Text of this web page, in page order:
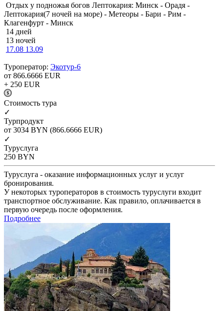
Отдых у подножья богов Лептокария: Минск - Орадя -
Лептокария(7 ночей на море) - Метеоры - Бари - Рим -
Клагенфурт - Минск
14 дней
13 ночей
17.08 13.09
Туроператор: Экотур-6
от 866.6666 EUR
+ 250 EUR
Cтоимость тура
✓
Турпродукт
от 3034 BYN (866.6666 EUR)
✓
Туруслуга
250 BYN
Туруслуга - оказание информационных услуг и услуг
бронирования.
У некоторых туроператоров в стоимость туруслуги входит
транспортное обслуживание. Как правило, оплачивается в
первую очередь после оформления.
Подробнее